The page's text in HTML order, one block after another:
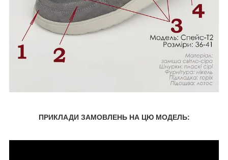
ПРИКЛАДИ ЗАМОВЛЕНЬ НА ЦЮ МОДЕЛЬ: